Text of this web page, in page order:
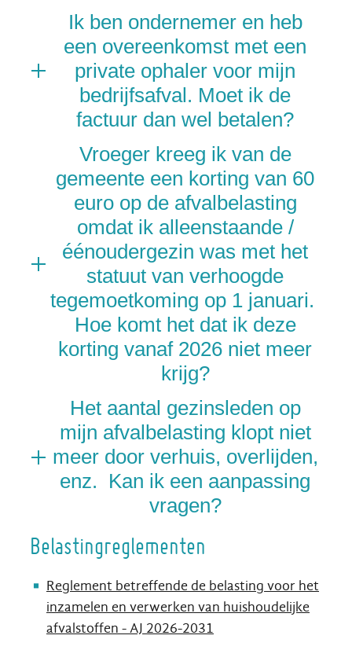
Ik ben ondernemer en heb
een overeenkomst met een
private ophaler voor mijn
bedrijfsafval. Moet ik de
factuur dan wel betalen?
Vroeger kreeg ik van de
gemeente een korting van 60
euro op de afvalbelasting
omdat ik alleenstaande /
éénoudergezin was met het
statuut van verhoogde
tegemoetkoming op 1 januari.
Hoe komt het dat ik deze
korting vanaf 2026 niet meer
krijg?
Het aantal gezinsleden op
mijn afvalbelasting klopt niet
meer door verhuis, overlijden,
enz. Kan ik een aanpassing
vragen?
Belastingreglementen
Reglement betreffende de belasting voor het
inzamelen en verwerken van huishoudelijke
afvalstoffen - AJ 2026-2031